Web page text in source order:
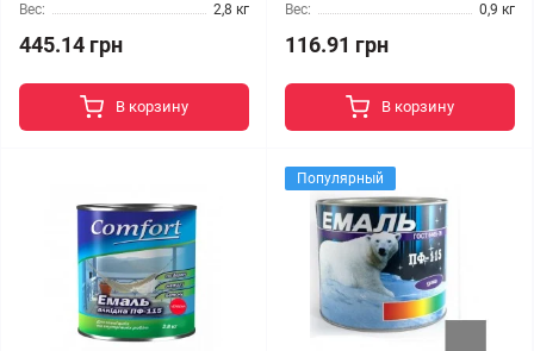
Вес:
2,8 кг
445.14 грн
В корзину
Вес:
0,9 кг
116.91 грн
В корзину
Популярный